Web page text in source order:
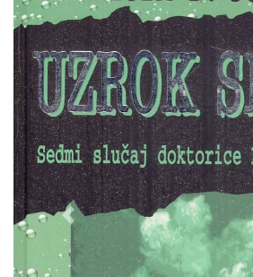
Previous